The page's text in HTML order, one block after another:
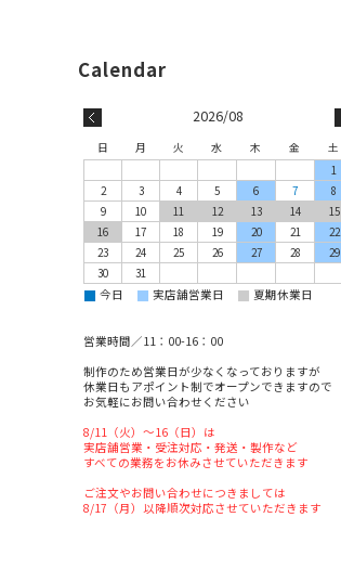
2026/08
日 月 火 水 木 金
土
1
2
3 4 5 6 7
8
9
10 11 12 13 14
15
16
17 18 19 20 21
22
23
24 25 26 27 28
29
30
31
■ 今日 ■ 実店舗営業日 ■ 夏期休業日
営業時間／11：00-16：00
制作のため営業日が少なくなっておりますが
休業日もアポイント制でオープンできますので
お気軽にお問い合わせください
8/11（火）～16（日）は
実店舗営業・受注対応・発送・製作など
すべての業務をお休みさせていただきます
ご注文やお問い合わせにつきましては
8/17（月）以降順次対応させていただきます